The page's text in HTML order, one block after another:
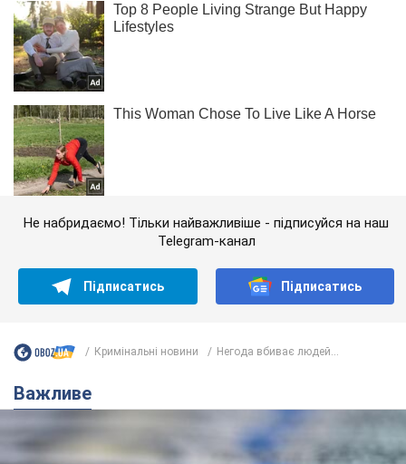
Не набридаємо! Тільки найважливіше - підписуйся на наш
Telegram-канал
Підписатись Підписатись
Кримінальні новини Негода вбиває людей...
Важливе